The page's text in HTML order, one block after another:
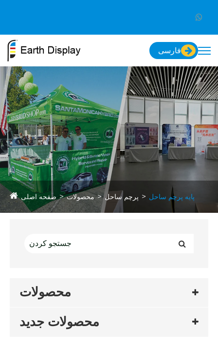
فارسی
صفحه اصلی محصولات پرچم ساحل پایه پرچم ساحل
محصولات
محصولات جدید